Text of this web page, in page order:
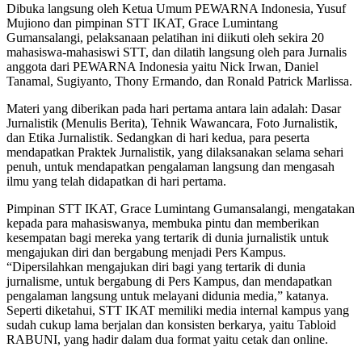
Dibuka langsung oleh Ketua Umum PEWARNA Indonesia, Yusuf
Mujiono dan pimpinan STT IKAT, Grace Lumintang
Gumansalangi, pelaksanaan pelatihan ini diikuti oleh sekira 20
mahasiswa-mahasiswi STT, dan dilatih langsung oleh para Jurnalis
anggota dari PEWARNA Indonesia yaitu Nick Irwan, Daniel
Tanamal, Sugiyanto, Thony Ermando, dan Ronald Patrick Marlissa.
Materi yang diberikan pada hari pertama antara lain adalah: Dasar
Jurnalistik (Menulis Berita), Tehnik Wawancara, Foto Jurnalistik,
dan Etika Jurnalistik. Sedangkan di hari kedua, para peserta
mendapatkan Praktek Jurnalistik, yang dilaksanakan selama sehari
penuh, untuk mendapatkan pengalaman langsung dan mengasah
ilmu yang telah didapatkan di hari pertama.
Pimpinan STT IKAT, Grace Lumintang Gumansalangi, mengatakan
kepada para mahasiswanya, membuka pintu dan memberikan
kesempatan bagi mereka yang tertarik di dunia jurnalistik untuk
mengajukan diri dan bergabung menjadi Pers Kampus.
“Dipersilahkan mengajukan diri bagi yang tertarik di dunia
jurnalisme, untuk bergabung di Pers Kampus, dan mendapatkan
pengalaman langsung untuk melayani didunia media,” katanya.
Seperti diketahui, STT IKAT memiliki media internal kampus yang
sudah cukup lama berjalan dan konsisten berkarya, yaitu Tabloid
RABUNI, yang hadir dalam dua format yaitu cetak dan online.